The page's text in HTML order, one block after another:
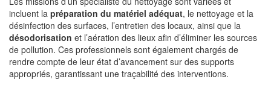
incluent la préparation du matériel adéquat, le nettoyage et la
désinfection des surfaces, l’entretien des locaux, ainsi que la
désodorisation et l’aération des lieux afin d’éliminer les sources
de pollution. Ces professionnels sont également chargés de
rendre compte de leur état d’avancement sur des supports
appropriés, garantissant une traçabilité des interventions.